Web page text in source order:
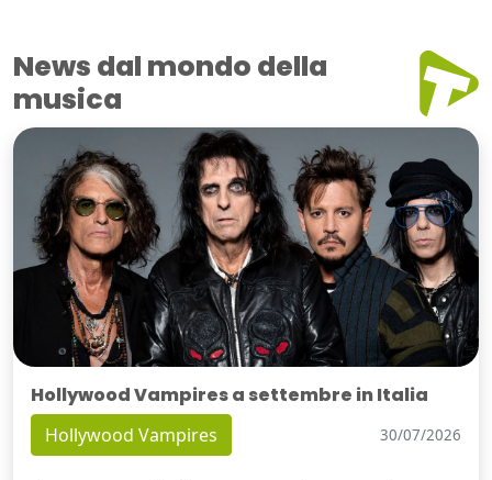
News dal mondo della
musica
Hollywood Vampires a settembre in Italia
Hollywood Vampires 30/07/2026